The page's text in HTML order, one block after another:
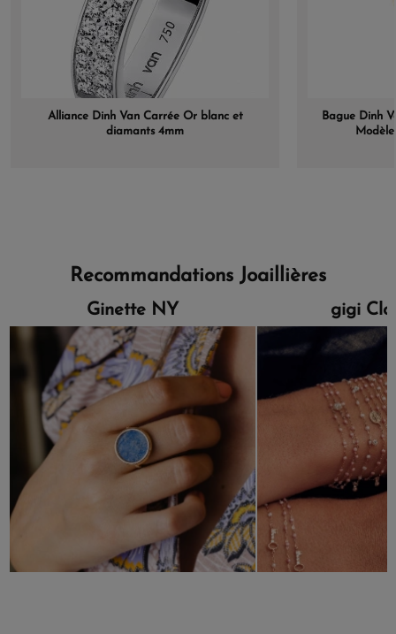
Alliance Dinh Van Carrée Or blanc et
diamants 4mm
Bague Dinh
Recommandations Joaillières
Ginette NY gigi